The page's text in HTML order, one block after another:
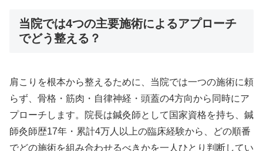
当院では4つの主要施術によるアプローチ
でどう整える？
肩こりを根本から整えるために、当院では一つの施術に頼
らず、骨格・筋肉・自律神経・頭蓋の4方向から同時にア
プローチします。院長は鍼灸師として国家資格を持ち、鍼
師灸師歴17年・累計4万人以上の臨床経験から、どの順番
でどの施術を組み合わせるべきかを一人ひとり判断してい